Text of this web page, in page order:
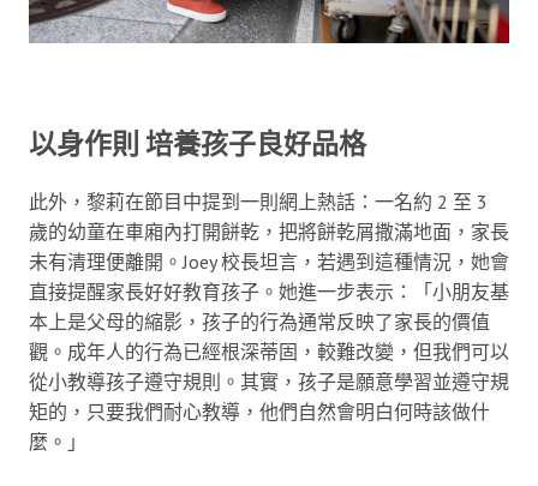
以身作則 培養孩子良好品格
此外，黎莉在節目中提到一則網上熱話：一名約 2 至 3
歲的幼童在車廂內打開餅乾，把將餅乾屑撒滿地面，家長
未有清理便離開。Joey 校長坦言，若遇到這種情況，她會
直接提醒家長好好教育孩子。她進一步表示：「小朋友基
本上是父母的縮影，孩子的行為通常反映了家長的價值
觀。成年人的行為已經根深蒂固，較難改變，但我們可以
從小教導孩子遵守規則。其實，孩子是願意學習並遵守規
矩的，只要我們耐心教導，他們自然會明白何時該做什
麼。」